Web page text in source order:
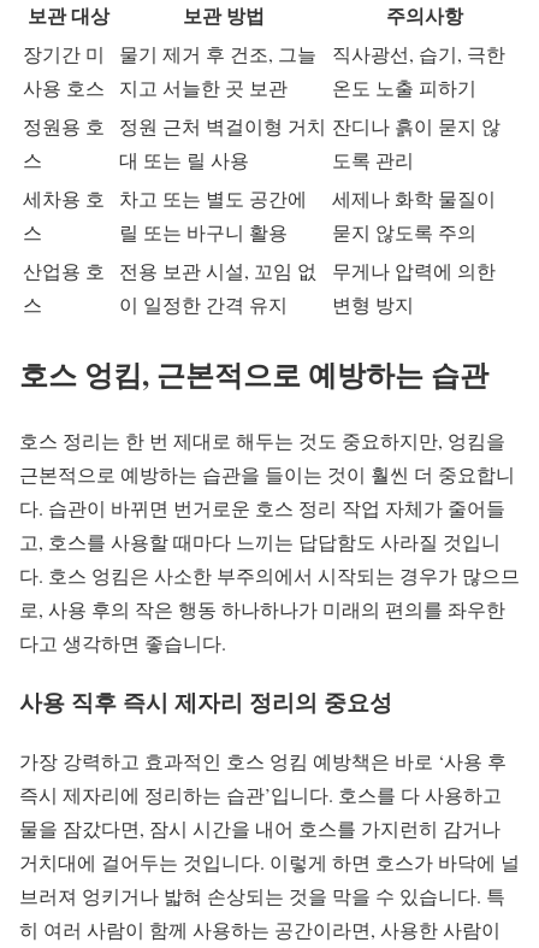
보관 대상 보관 방법 주의사항
장기간 미
사용 호스
물기 제거 후 건조, 그늘
지고 서늘한 곳 보관
직사광선, 습기, 극한
온도 노출 피하기
정원용 호
스
정원 근처 벽걸이형 거치
대 또는 릴 사용
잔디나 흙이 묻지 않
도록 관리
세차용 호
스
차고 또는 별도 공간에
릴 또는 바구니 활용
세제나 화학 물질이
묻지 않도록 주의
산업용 호
스
전용 보관 시설, 꼬임 없
이 일정한 간격 유지
무게나 압력에 의한
변형 방지
호스 엉킴, 근본적으로 예방하는 습관
호스 정리는 한 번 제대로 해두는 것도 중요하지만, 엉킴을
근본적으로 예방하는 습관을 들이는 것이 훨씬 더 중요합니
다. 습관이 바뀌면 번거로운 호스 정리 작업 자체가 줄어들
고, 호스를 사용할 때마다 느끼는 답답함도 사라질 것입니
다. 호스 엉킴은 사소한 부주의에서 시작되는 경우가 많으므
로, 사용 후의 작은 행동 하나하나가 미래의 편의를 좌우한
다고 생각하면 좋습니다.
사용 직후 즉시 제자리 정리의 중요성
가장 강력하고 효과적인 호스 엉킴 예방책은 바로 ‘사용 후
즉시 제자리에 정리하는 습관’입니다. 호스를 다 사용하고
물을 잠갔다면, 잠시 시간을 내어 호스를 가지런히 감거나
거치대에 걸어두는 것입니다. 이렇게 하면 호스가 바닥에 널
브러져 엉키거나 밟혀 손상되는 것을 막을 수 있습니다. 특
히 여러 사람이 함께 사용하는 공간이라면, 사용한 사람이